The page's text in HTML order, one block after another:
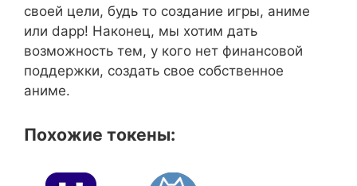
своей цели, будь то создание игры, аниме
или dapp! Наконец, мы хотим дать
возможность тем, у кого нет финансовой
поддержки, создать свое собственное
аниме.
Похожие токены: